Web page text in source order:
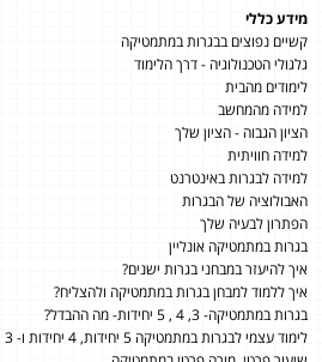
מידע כללי
קשיים נפוצים בבגרות במתמטיקה
גלגולי הטכנולוגיה - דרך הלימוד
לימודים מהבית
למידה מהמחשב
הציון הגבוה - הציון שלך
למידה חוויתית
למידה לבגרות באינטרנט
האבולוציה של הבגרות
הפתרון לבעיה שלך
בגרות במתמטיקה אונליין
איך להיעזר במבחני בגרות ישנים?
איך ללמוד למבחן בגרות במתמטיקה ולהצליח?
בגרות במתמטיקה- 3, 4 , 5 יחידות- מה ההבדל?
לימוד עצמי לבגרות במתמטיקה 5 יחידות, 4 יחידות ו- 3 יחידות לימוד